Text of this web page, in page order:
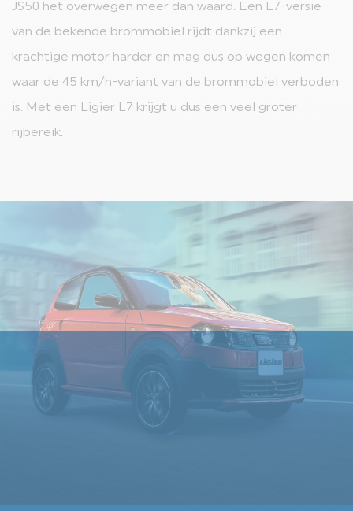
BROMMOBIEL AANPASSINGEN
DE L7-BROMMOBIEL
VEELGESTELDE VRAGEN OVER BROMMOBIELEN
JS50 het overwegen meer dan waard. Een L7-versie
van de bekende brommobiel rijdt dankzij een
krachtige motor harder en mag dus op wegen komen
waar de 45 km/h-variant van de brommobiel verboden
is. Met een Ligier L7 krijgt u dus een veel groter
rijbereik.